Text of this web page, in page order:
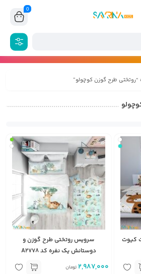
0
طرح گوزن کوچولو”
کیوت
سرویس روتختی طرح گوزن و
دوستانش یک نفره کد A2778
2,987,000 تومان